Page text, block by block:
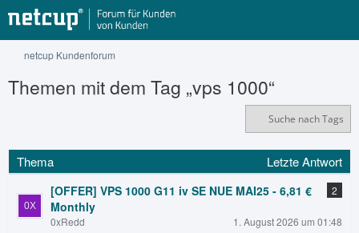
netcup Kundenforum
Themen mit dem Tag „vps 1000“
Suche nach Tags
Thema Letzte Antwort
[OFFER] VPS 1000 G11 iv SE NUE MAI25 - 6,81 €
Monthly
2
0xRedd 1. August 2026 um 01:48